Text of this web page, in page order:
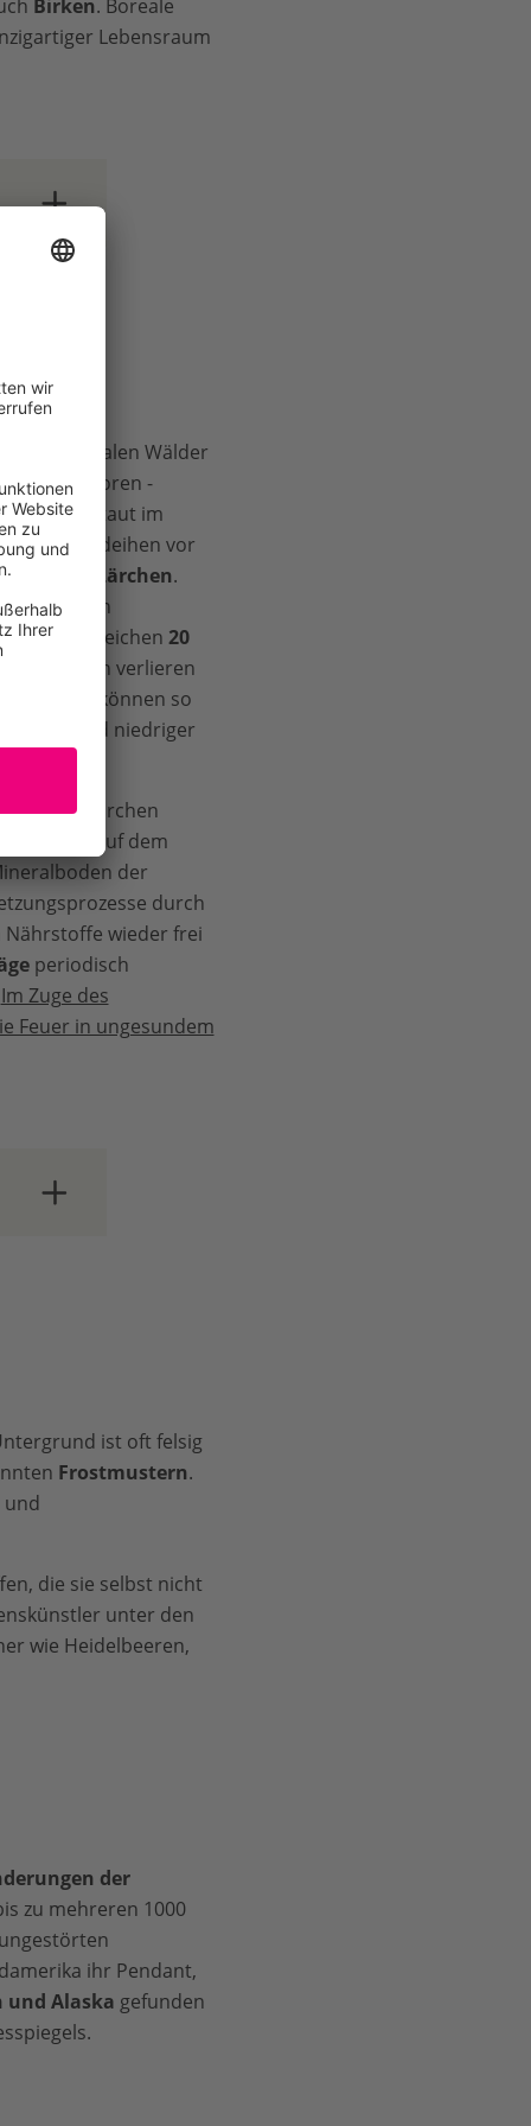
Birken. Boreale
Lebensraum
in
den
der Borealen Wälder
über gefroren -
- und taut im
Hier gedeihen vor
und Lärchen.
dichteren
Lärche reichen 20
. Lärchen verlieren
und können so
und niedriger
der Lärchen
auf dem
der
durch
Nährstoffe wieder frei
periodisch
Im Zuge des
Feuer in ungesundem
ist oft felsig
Frostmustern.
und
die sie selbst nicht
unter den
wie Heidelbeeren,
der
zu mehreren 1000
ihr Pendant,
und Alaska gefunden